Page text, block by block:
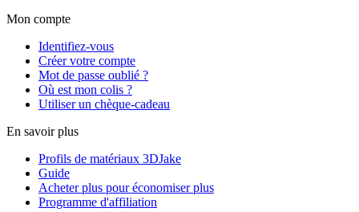
Mon compte
Identifiez-vous
Créer votre compte
Mot de passe oublié ?
Où est mon colis ?
Utiliser un chèque-cadeau
En savoir plus
Profils de matériaux 3DJake
Guide
Acheter plus pour économiser plus
Programme d'affiliation